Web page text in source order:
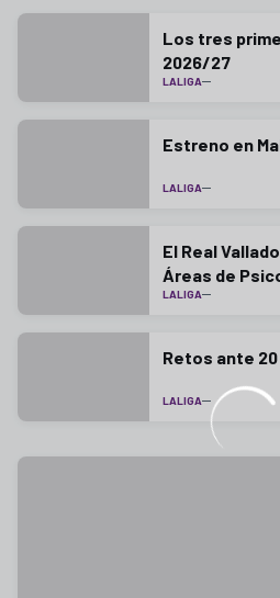
Los tres
2026/27
LALIGA
Estreno en
LALIGA
El Real
Áreas de
LaLiga
LALIGA
Retos ante
LALIGA